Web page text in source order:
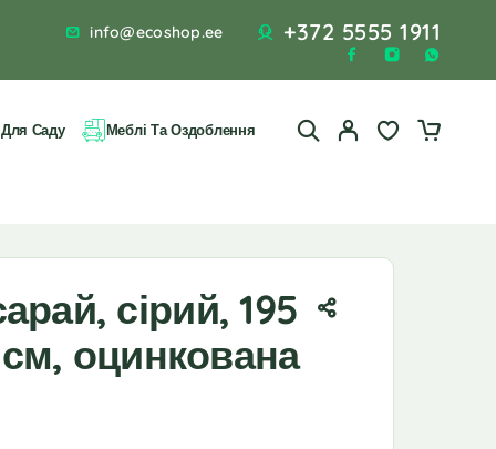
info@ecoshop.ee +372 5555 1911
Саду Меблі Та Оздоблення
сірий, 195
см, оцинкована